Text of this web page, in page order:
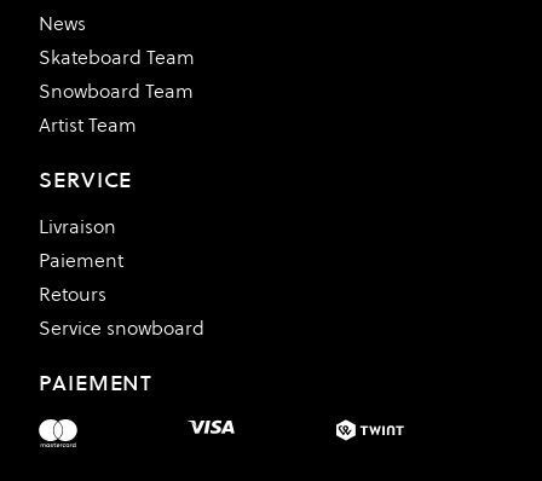
News
Skateboard Team
Snowboard Team
Artist Team
SERVICE
Livraison
Paiement
Retours
Service snowboard
PAIEMENT